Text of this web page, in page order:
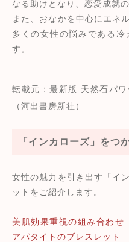
なる助けとなり、恋愛成就
また、おなかを中心にエネ
多くの女性の悩みである冷
す。
転載元：最新版 天然石パ
（河出書房新社）
「インカローズ」をつ
女性の魅力を引き出す「イ
ットをご紹介します。
美肌効果重視の組み合わせ
アパタイトのブレスレット